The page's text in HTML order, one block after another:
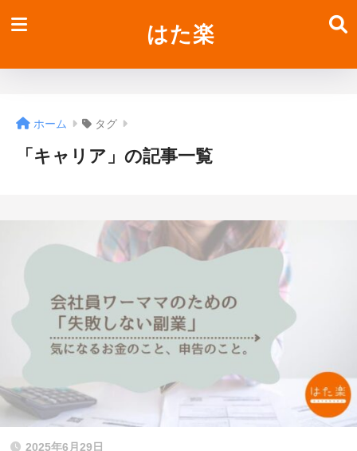
はた楽
ホーム タグ
「キャリア」の記事一覧
2025年6月29日